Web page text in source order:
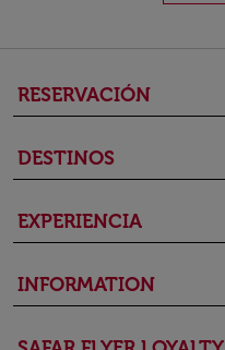
RESERVACIÓN
DESTINOS
EXPERIENCIA
INFORMATION